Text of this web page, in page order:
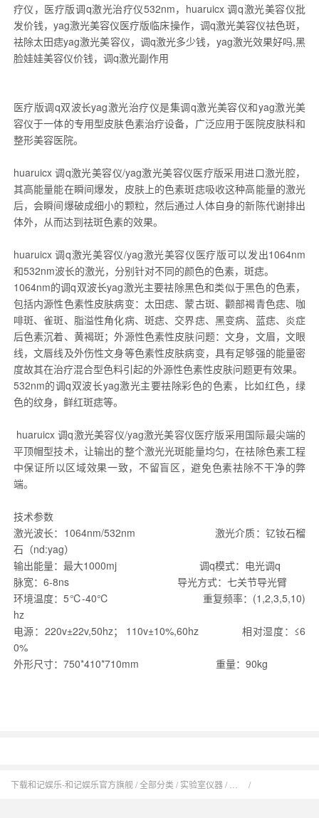
疗仪，医疗版调q激光治疗仪532nm，huaruicx 调q激光美容仪批
发价钱，yag激光美容仪医疗版临床操作，调q激光美容仪祛色斑，
祛除太田痣yag激光美容仪， 调q激光多少钱， yag激光效果好吗,黑
脸娃娃美容仪价钱，调q激光副作用
医疗版调q双波长yag激光治疗仪是集调q激光美容仪和yag激光美
容仪于一体的专用型皮肤色素治疗设备，广泛应用于医院皮肤科和
整形美容医院。
huaruicx调q激光美容仪/yag激光美容仪医疗版采用进口激光腔，
其高能量能在瞬间爆发，皮肤上的色素斑痣吸收这种高能量的激光
后，会瞬间爆破成细小的颗粒，然后通过人体自身的新陈代谢排出
体外，从而达到祛斑色素的效果。
huaruicx调q激光美容仪/yag激光美容仪医疗版可以发出1064nm
和532nm波长的激光，分别针对不同的颜色的色素，斑痣。
1064nm的调q双波长yag激光主要祛除黑色和类似于黑色的色素，
包括内源性色素性皮肤病变：太田痣、蒙古斑、颧部褐青色痣、咖
啡斑、雀斑、脂溢性角化病、斑痣、交界痣、黑变病、蓝痣、炎症
后色素沉着、黄褐斑；外源性色素性皮肤问题：文身，文眉，文眼
线，文唇线及外伤性文身等色素性皮肤病变，具有足够强的能量密
度故其在治疗混合型色料引起的外源性色素性皮肤问题更有效果。
532nm的调q双波长yag激光主要祛除彩色的色素，比如红色，绿
色的纹身，鲜红斑痣等。
huaruicx调q激光美容仪/yag激光美容仪医疗版采用国际最尖端的
平顶帽型技术，让输出的整个激光光斑能量均匀，在祛除色素工程
中保证所以区域效果一致，不留盲区，避免色素祛除不干净的弊
端。
技术参数
激光波长：1064nm/532nm 激光介质：钇钕石榴
石（nd:yag）
输出能量：最大1000mj 调q模式：电光调q
脉宽：6-8ns 导光方式：七关节导光臂
环境温度：5℃-40℃ 重复频率：(1,2,3,5,10)
hz
电源：220v±22v,50hz； 110v±10%,60hz 相对湿度：≤6
0%
外形尺寸：750*410*710mm 重量：90kg
下载和记娱乐-和记娱乐官方旗舰 全部分类